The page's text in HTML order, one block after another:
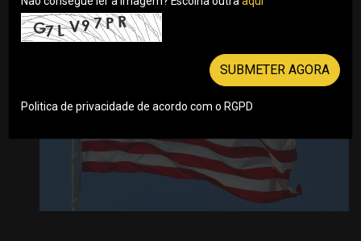
22/01/2024
SUBMETER AGORA
Politica de privacidade de acordo com o RGPD